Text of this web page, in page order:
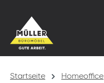
Startseite Homeoffice